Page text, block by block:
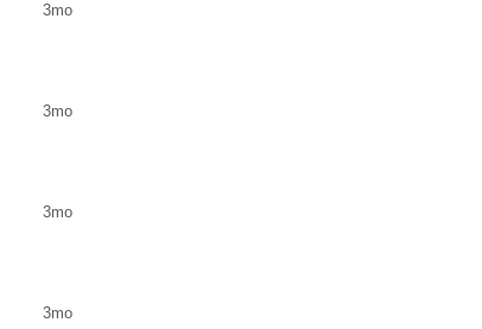
3mo
3mo
3mo
3mo